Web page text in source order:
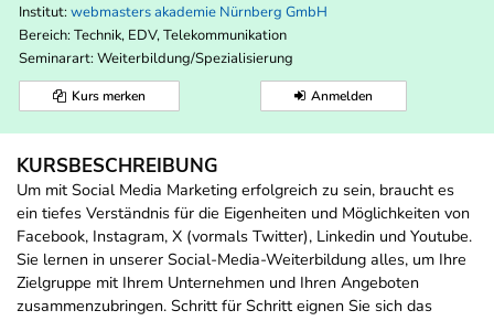
Institut: webmasters akademie Nürnberg GmbH
Bereich: Technik, EDV, Telekommunikation
Seminarart: Weiterbildung/Spezialisierung
Kurs merken Anmelden
KURSBESCHREIBUNG
Um mit Social Media Marketing erfolgreich zu sein, braucht es
ein tiefes Verständnis für die Eigenheiten und Möglichkeiten von
Facebook, Instagram, X (vormals Twitter), Linkedin und Youtube.
Sie lernen in unserer Social-Media-Weiterbildung alles, um Ihre
Zielgruppe mit Ihrem Unternehmen und Ihren Angeboten
zusammenzubringen. Schritt für Schritt eignen Sie sich das